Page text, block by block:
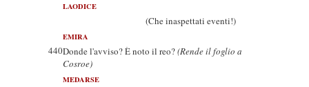
LAODICE
(Che inaspettati eventi!)
EMIRA
440Donde l'avviso? È noto il reo?(Rende il foglio a
Cosroe)
MEDARSE